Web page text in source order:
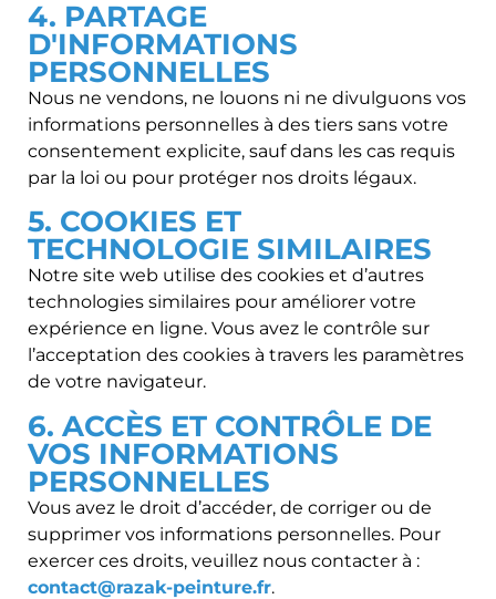
4. PARTAGE
D'INFORMATIONS
PERSONNELLES
Nous ne vendons, ne louons ni ne divulguons vos
informations personnelles à des tiers sans votre
consentement explicite, sauf dans les cas requis
par la loi ou pour protéger nos droits légaux.
5. COOKIES ET
TECHNOLOGIE SIMILAIRES
Notre site web utilise des cookies et d’autres
technologies similaires pour améliorer votre
expérience en ligne. Vous avez le contrôle sur
l’acceptation des cookies à travers les paramètres
de votre navigateur.
6. ACCÈS ET CONTRÔLE DE
VOS INFORMATIONS
PERSONNELLES
Vous avez le droit d’accéder, de corriger ou de
supprimer vos informations personnelles. Pour
exercer ces droits, veuillez nous contacter à :
contact@razak-peinture.fr.